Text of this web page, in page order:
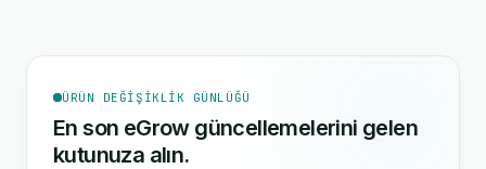
ÜRÜN DEĞIŞIKLIK GÜNLÜĞÜ
En son eGrow güncellemelerini gelen
kutunuza alın.